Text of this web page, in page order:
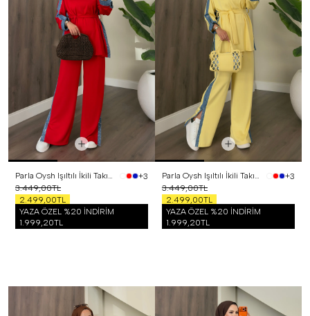
Parla Oysh Işıltılı İkili Takım Kırmızı
+3
3.449,00TL
2.499,00TL
YAZA ÖZEL %20 İNDİRİM
1.999,20TL
Parla Oysh Işıltılı İkili Takım Sarı
+3
3.449,00TL
2.499,00TL
YAZA ÖZEL %20 İNDİRİM
1.999,20TL